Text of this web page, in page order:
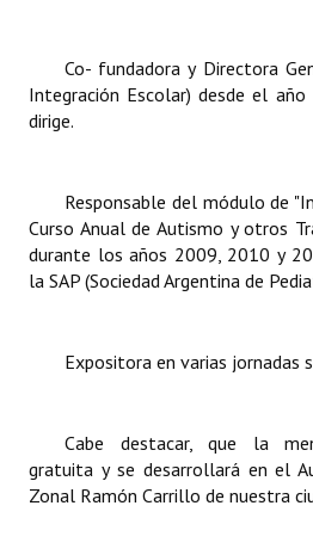
Co- fundadora y Directora
Integración Escolar) desde el
dirige.
Responsable del módulo de
Curso Anual de Autismo y otros
durante los años 2009, 2010 y
la SAP (Sociedad Argentina de
Expositora en varias jornadas
Cabe destacar, que la
gratuita y se desarrollará en el
Zonal Ramón Carrillo de nuestra